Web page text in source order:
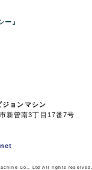
ー』
ョンマシン
新曽南3丁目17番7号
Co., Ltd All rights reserved.